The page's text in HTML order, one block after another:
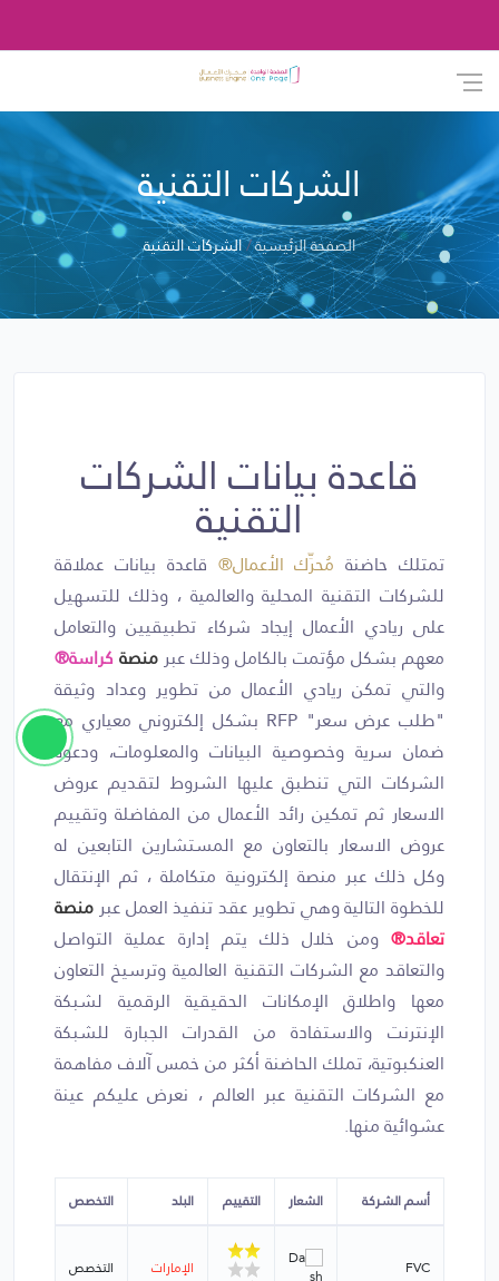
الشركات التقنية
الصفحة الرئيسية الشركات التقنية
قاعدة بيانات الشركات
التقنية
تمتلك حاضنة مُحرِّك الأعمال® قاعدة بيانات عملاقة
للشركات التقنية المحلية والعالمية ، وذلك للتسهيل
على ريادي الأعمال إيجاد شركاء تطبيقيين والتعامل
معهم بشكل مؤتمت بالكامل وذلك عبرمنصة كراسة®
والتي تمكن ريادي الأعمال من تطوير وعداد وثيقة
"طلب عرض سعر" RFP بشكل إلكتروني معياري مع
ضمان سرية وخصوصية البيانات والمعلومات، ودعوة
الشركات التي تنطبق عليها الشروط لتقديم عروض
الاسعار ثم تمكين رائد الأعمال من المفاضلة وتقييم
عروض الاسعار بالتعاون مع المستشارين التابعين له
وكل ذلك عبر منصة إلكترونية متكاملة ، ثم الإنتقال
للخطوة التالية وهي تطوير عقد تنفيذ العمل عبرمنصة
تعاقد® ومن خلال ذلك يتم إدارة عملية التواصل
والتعاقد مع الشركات التقنية العالمية وترسيخ التعاون
معها واطلاق الإمكانات الحقيقية الرقمية لشبكة
الإنترنت والاستفادة من القدرات الجبارة للشبكة
العنكبوتية، تملك الحاضنة أكثر من خمس آلاف مفاهمة
مع الشركات التقنية عبر العالم ، نعرض عليكم عينة
عشوائية منها.
أسم الشركة الشعار التقييم البلد التخصص
FVC الإمارات التخصص